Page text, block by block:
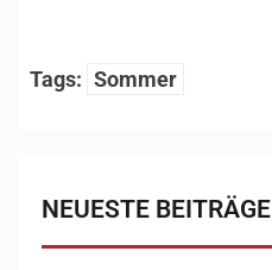
Tags: Sommer
NEUESTE BEITRÄGE